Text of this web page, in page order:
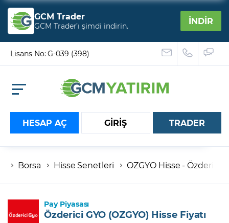
GCM Trader
GCM Trader’ı şimdi indirin. İNDİR
Lisans No: G-039 (398)
HESAP AÇ GİRİŞ
Hesap numaranız
TRADER
Borsa Hisse Senetleri OZGYO Hisse - Özderici
Pay Piyasası
Özderici GYO (OZGYO) Hisse Fiyatı